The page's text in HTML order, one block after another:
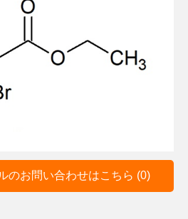
のお問い合わせはこちら (0)